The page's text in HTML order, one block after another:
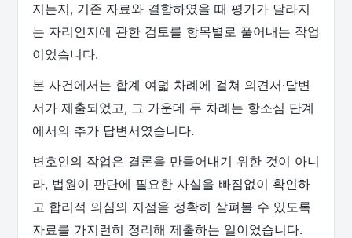
지는지, 기존 자료와 결합하였을 때 평가가 달라지
는 자리인지에 관한 검토를 항목별로 풀어내는 작업
이었습니다.
본 사건에서는 합계 여덟 차례에 걸쳐 의견서·답변
서가 제출되었고, 그 가운데 두 차례는 항소심 단계
에서의 추가 답변서였습니다.
변호인의 작업은 결론을 만들어내기 위한 것이 아니
라, 법원이 판단에 필요한 사실을 빠짐없이 확인하
고 합리적 의심의 지점을 정확히 살펴볼 수 있도록
자료를 가지런히 정리해 제출하는 일이었습니다.